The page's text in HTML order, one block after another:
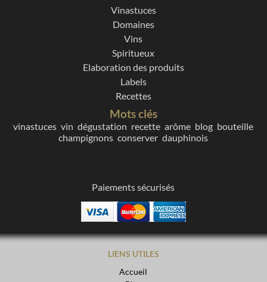
Vinastuces
Domaines
Vins
Spiritueux
Elaboration des produits
Labels
Recettes
Mots clés
vinastuces vin dégustation recette arôme blog bouteille
champignons conserver dauphinois
Paiements sécurisés
LIENS UTILES
Accueil